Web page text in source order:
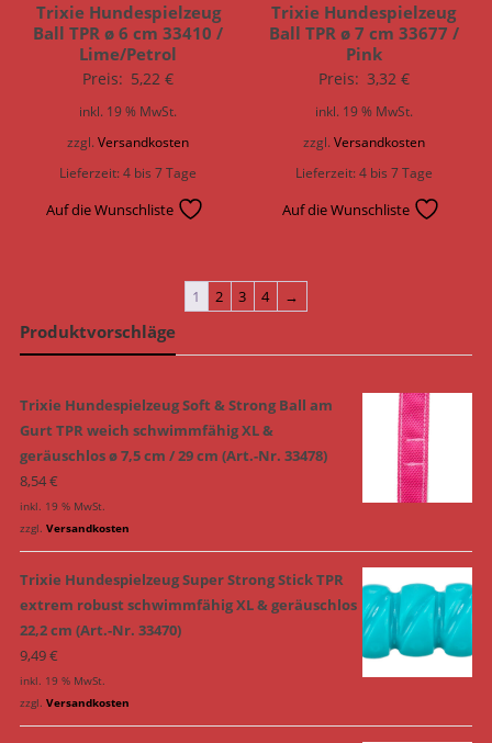
Trixie Hundespielzeug
Ball TPR ø 6 cm 33410 /
Lime/Petrol
Preis: 5,22€
inkl. 19 % MwSt.
zzgl.Versandkosten
Lieferzeit:4 bis 7 Tage
Auf die Wunschliste
Trixie Hundespielzeug
Ball TPR ø 7 cm 33677 /
Pink
Preis: 3,32 €
inkl. 19 % MwSt.
zzgl.Versandkosten
Lieferzeit:4 bis 7 Tage
Auf die Wunschliste
1 2 3 4 →
Produktvorschläge
Trixie Hundespielzeug Soft & Strong Ball am
Gurt TPR weich schwimmfähig XL &
geräuschlos ø 7,5 cm / 29 cm (Art.-Nr. 33478)
8,54€
inkl. 19 % MwSt.
zzgl. Versandkosten
Trixie Hundespielzeug Super Strong Stick TPR
extrem robust schwimmfähig XL & geräuschlos
22,2 cm (Art.-Nr. 33470)
9,49€
inkl. 19 % MwSt.
zzgl. Versandkosten